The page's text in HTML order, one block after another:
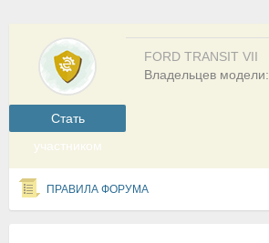
Cтать
участником
FORD TRANSIT VII
Владельцев модели:
ПРАВИЛА ФОРУМА